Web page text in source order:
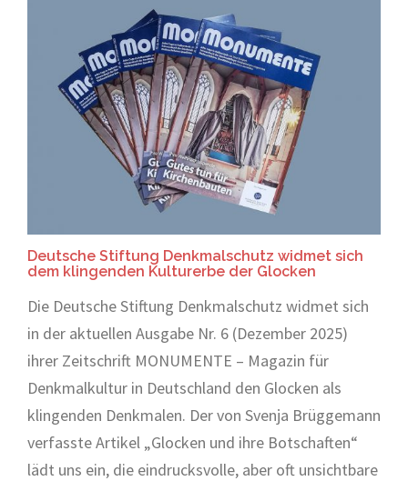
Deutsche Stiftung Denkmalschutz widmet sich
dem klingenden Kulturerbe der Glocken
Die Deutsche Stiftung Denkmalschutz widmet sich
in der aktuellen Ausgabe Nr. 6 (Dezember 2025)
ihrer Zeitschrift MONUMENTE – Magazin für
Denkmalkultur in Deutschland den Glocken als
klingenden Denkmalen. Der von Svenja Brüggemann
verfasste Artikel „Glocken und ihre Botschaften“
lädt uns ein, die eindrucksvolle, aber oft unsichtbare